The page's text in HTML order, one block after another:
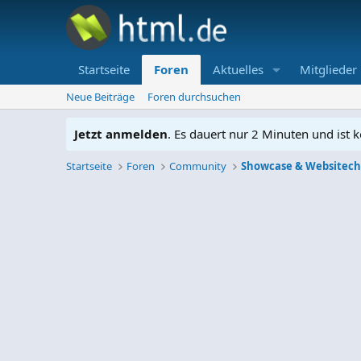
Startseite Foren Aktuelles Mitglieder
Neue Beiträge Foren durchsuchen
Jetzt anmelden. Es dauert nur 2 Minuten und ist
Startseite Foren Community Showcase &